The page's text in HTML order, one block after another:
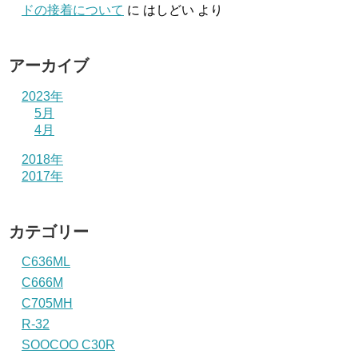
ドの接着について に はしどい より
アーカイブ
2023年
5月
4月
2018年
2017年
カテゴリー
C636ML
C666M
C705MH
R-32
SOOCOO C30R